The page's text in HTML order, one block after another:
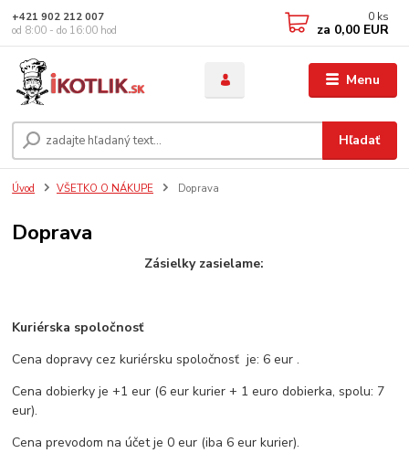
Menu
Hľadať
+421 902 212 007
od 8:00 - do 16:00 hod
0 ks
za 0,00 EUR
Úvod VŠETKO O NÁKUPE Doprava
Doprava
Zásielky zasielame:
Kuriérska spoločnosť
Cena dopravy cez kuriérsku spoločnosť je: 6 eur .
Cena dobierky je +1 eur (6 eur kurier + 1 euro dobierka, spolu: 7
eur).
Cena prevodom na účet je 0 eur (iba 6 eur kurier).